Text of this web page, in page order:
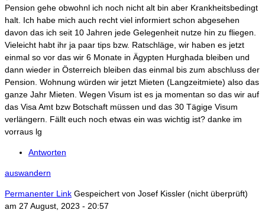
Pension gehe obwohnl ich noch nicht alt bin aber Krankheitsbedingt
halt. Ich habe mich auch recht viel informiert schon abgesehen
davon das ich seit 10 Jahren jede Gelegenheit nutze hin zu fliegen.
Vieleicht habt ihr ja paar tips bzw. Ratschläge, wir haben es jetzt
einmal so vor das wir 6 Monate in Ägypten Hurghada bleiben und
dann wieder in Österreich bleiben das einmal bis zum abschluss der
Pension. Wohnung würden wir jetzt Mieten (Langzeitmiete) also das
ganze Jahr Mieten. Wegen Visum ist es ja momentan so das wir auf
das Visa Amt bzw Botschaft müssen und das 30 Tägige Visum
verlängern. Fällt euch noch etwas ein was wichtig ist? danke im
vorraus lg
Antworten
auswandern
Permanenter Link Gespeichert von Josef Kissler (nicht überprüft)
am 27 August, 2023 - 20:57